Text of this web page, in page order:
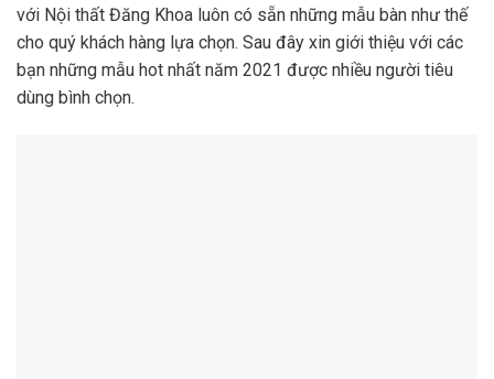
với Nội thất Đăng Khoa luôn có sẵn những mẫu bàn như thế
cho quý khách hàng lựa chọn. Sau đây xin giới thiệu với các
bạn những mẫu hot nhất năm 2021 được nhiều người tiêu
dùng bình chọn.